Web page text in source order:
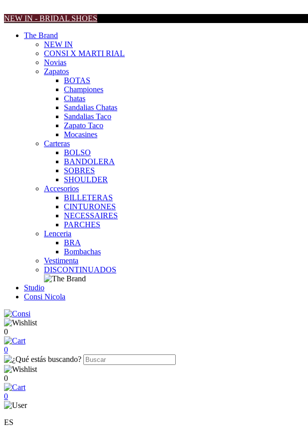
NEW IN - BRIDAL SHOES
The Brand
NEW IN
CONSI X MARTI RIAL
Novias
Zapatos
BOTAS
Championes
Chatas
Sandalias Chatas
Sandalias Taco
Zapato Taco
Mocasines
Carteras
BOLSO
BANDOLERA
SOBRES
SHOULDER
Accesorios
BILLETERAS
CINTURONES
NECESSAIRES
PARCHES
Lenceria
BRA
Bombachas
Vestimenta
DISCONTINUADOS
Studio
Consi Nicola
0
0
0
0
ES